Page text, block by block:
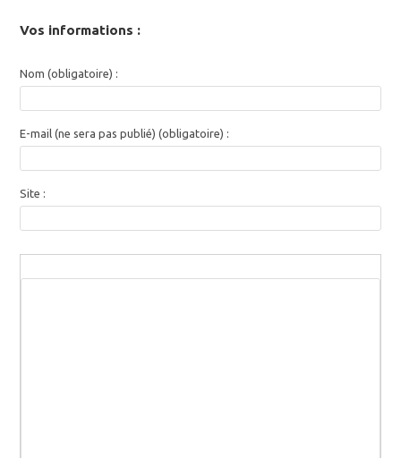
Vos informations :
Nom (obligatoire) :
E-mail (ne sera pas publié) (obligatoire) :
Site :